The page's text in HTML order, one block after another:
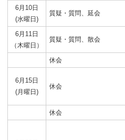
6月10日
(水曜日)
質疑・質問、延会
6月11日
（木曜日）
質疑・質問、散会
休会
6月15日
(月曜日)
休会
休会